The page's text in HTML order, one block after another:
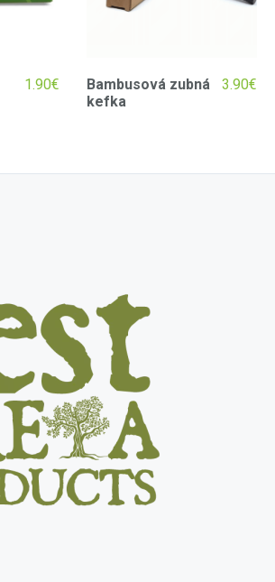
1.90€
Bambusová zubná
kefka
3.90€